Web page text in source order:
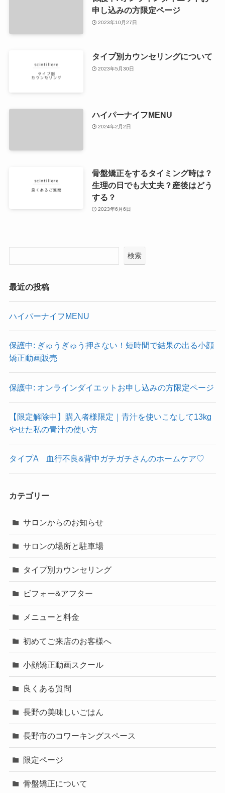
申し込みの方限定ページ
2023年10月27日
タイプ別カウンセリングについて
2023年5月30日
ハイパーナイフMENU
2024年2月2日
骨盤矯正をするタイミング時は？
生理の日でも大丈夫？産後はどう
する？
2023年6月6日
検索
最近の投稿
ハイパーナイフMENU
保護中: ぎゅうぎゅう押さない！短時間で結果の出る小顔
矯正動画販売
保護中: オンラインダイエットお申し込みの方限定ページ
【限定解除中】購入者様限定｜青汁を使いこなして13kg
やせた私の青汁の使い方
タイプA 血行不良&背中ガチガチさんのホームケア♡
カテゴリー
サロンからのお知らせ
サロンの場所と駐車場
タイプ別カウンセリング
ビフォー&アフター
メニューと料金
初めてご来店のお客様へ
小顔矯正動画スクール
良くある質問
長野の美味しいごはん
長野市のコワーキングスペース
限定ページ
骨盤矯正について